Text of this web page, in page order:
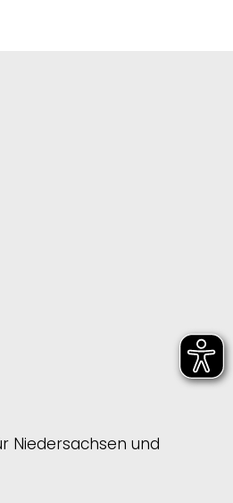
Niedersachsen und